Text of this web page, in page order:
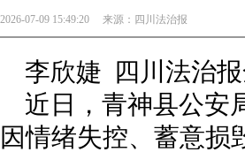
2026-07-09 15:49:20 来源： 四川法治报
李欣婕 四川法治
近日，青神县公安
因情绪失控、蓄意损